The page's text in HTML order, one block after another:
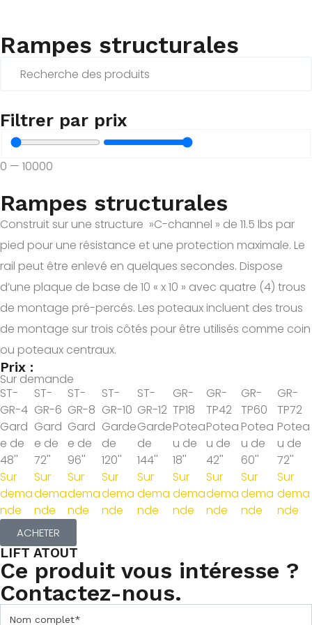
Rampes structurales
Filtrer par prix
0 — 10000
Rampes structurales
Construit sur une structure »C-channel » de 11.5 lbs par
pied pour une résistance et une protection maximale. Le
rail peut être enlevé en quelques secondes. Dispose
d’une plaque de base de 10 « x 10 » avec quatre (4) trous
de montage pré-percés. Les poteaux incluent des trous
de montage sur trois côtés pour être utilisés comme coin
ou poteaux centraux.
Prix :
Sur demande
ST-
GR-4
Gard
e de
48''
Sur
dema
nde
ST-
GR-6
Gard
e de
72''
Sur
dema
nde
ST-
GR-8
Gard
e de
96''
Sur
dema
nde
ST-
GR-10
Garde
de
120''
Sur
dema
nde
ST-
GR-12
Garde
de
144''
Sur
dema
nde
GR-
TP18
Potea
u de
18''
Sur
dema
nde
GR-
TP42
Potea
u de
42''
Sur
dema
nde
GR-
TP60
Potea
u de
60''
Sur
dema
nde
GR-
TP72
Potea
u de
72''
Sur
dema
nde
ACHETER
LIFT ATOUT
Ce produit vous intéresse ?
Contactez-nous.